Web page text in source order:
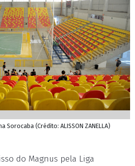
(Crédito: ALISSON ZANELLA)
do Magnus pela Liga